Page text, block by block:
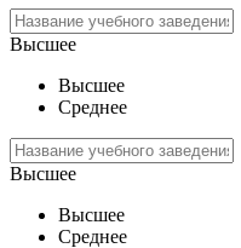
Высшее
Высшее
Среднее
Высшее
Высшее
Среднее